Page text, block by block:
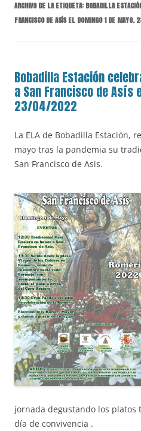
ARCHIVO DE LA ETIQUETA:BOBADILLA
FRANCISCO DE ASÍS EL DOMINGO 1 DE
Bobadilla Estación
a San Francisco de Asís
23/04/2022
La ELA de Bobadilla Estación,
mayo tras la pandemia su
San Francisco de Asis.
jornada degustando los platos
día de convivencia .